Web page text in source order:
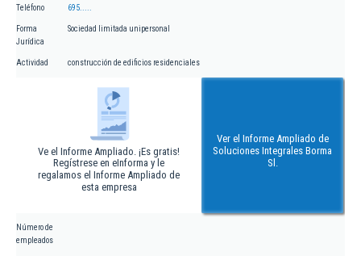
Teléfono 695.....
Forma
Jurídica
Sociedad limitada unipersonal
Actividad construcción de edificios residenciales
Ve el Informe Ampliado. ¡Es gratis!
Regístrese en eInforma y le
regalamos el Informe Ampliado de
esta empresa
Ver el Informe Ampliado de
Soluciones Integrales Borma
Sl.
Número de
empleados